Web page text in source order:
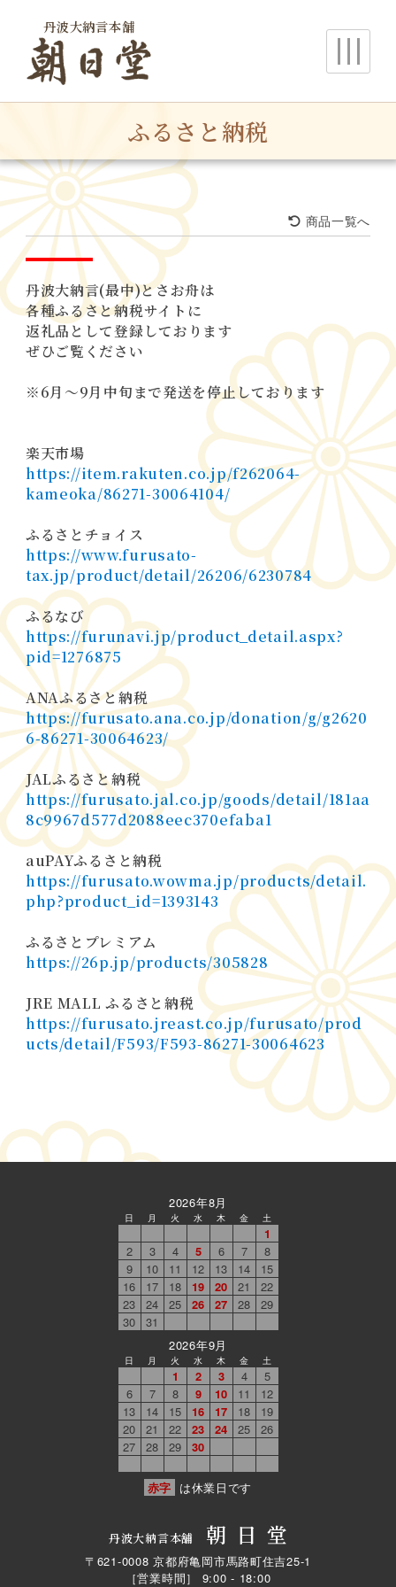
丹波大納言本舗
商品紹介 馬路大納言小豆 お知らせ
ふるさと納税
商品一覧へ
丹波大納言(最中)とさお舟は
各種ふるさと納税サイトに
返礼品として登録しております
ぜひご覧ください
※6月～9月中旬まで発送を停止しております
楽天市場
https://item.rakuten.co.jp/f262064-
kameoka/86271-30064104/
ふるさとチョイス
https://www.furusato-
tax.jp/product/detail/26206/6230784
ふるなび
https://furunavi.jp/product_detail.aspx?
pid=1276875
ANAふるさと納税
https://furusato.ana.co.jp/donation/g/g2620
6-86271-30064623/
JALふるさと納税
https://furusato.jal.co.jp/goods/detail/181aa
8c9967d577d2088eec370efaba1
auPAYふるさと納税
https://furusato.wowma.jp/products/detail.
php?product_id=1393143
ふるさとプレミアム
https://26p.jp/products/305828
JRE MALL ふるさと納税
https://furusato.jreast.co.jp/furusato/prod
ucts/detail/F593/F593-86271-30064623
2026年8月
日 月 火 水 木 金 土
1
2
3 4 5 6 7
8
9
10 11 12 13 14
15
16
17 18 19 20 21
22
23
24 25 26 27 28
29
30
31
2026年9月
日 月 火 水 木 金 土
1 2 3 4
5
6
7 8 9 10 11
12
13
14 15 16 17 18
19
20
21 22 23 24 25
26
27
28 29 30
赤字 は休業日です
丹波大納言本舗 朝日堂
〒621-0008 京都府亀岡市馬路町住吉25-1
［営業時間］ 9:00 - 18:00